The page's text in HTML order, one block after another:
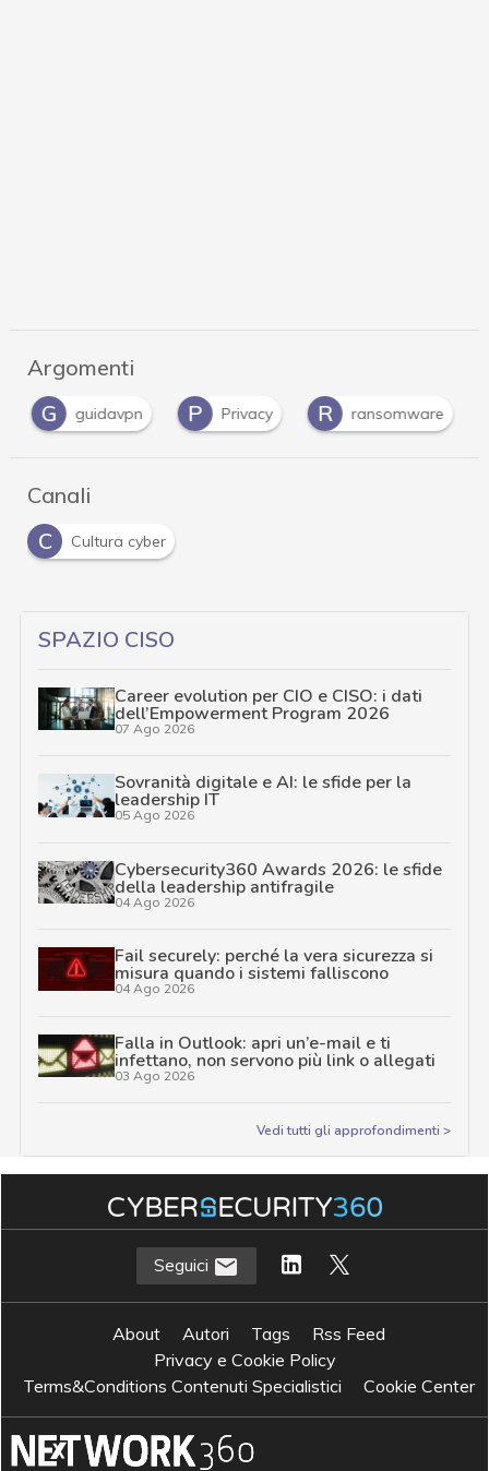
Argomenti
G
guidavpn P Privacy R ransomware
Canali
C
Cultura cyber
SPAZIO CISO
Career evolution per CIO e CISO: i dati
dell’Empowerment Program 2026
07 Ago 2026
Sovranità digitale e AI: le sfide per la
leadership IT
05 Ago 2026
Cybersecurity360 Awards 2026: le sfide
della leadership antifragile
04 Ago 2026
Fail securely: perché la vera sicurezza si
misura quando i sistemi falliscono
04 Ago 2026
Falla in Outlook: apri un’e-mail e ti
infettano, non servono più link o allegati
03 Ago 2026
Vedi tutti gli approfondimenti >
Seguici
About Autori Tags
Rss Feed
Privacy e Cookie Policy
Terms&Conditions Contenuti Specialistici
Cookie Center